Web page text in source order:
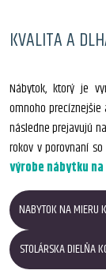
KVALITA A
Nábytok, ktorý je
omnoho
následne prejavujú
rokov v porovnaní
výrobe nábytku
NABYTOK NA MIERU
STOLÁRSKA DIELŇA